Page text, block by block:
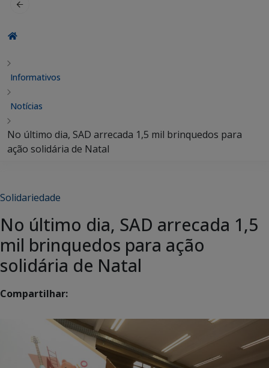
Informativos
Notícias
No último dia, SAD arrecada 1,5 mil brinquedos para
ação solidária de Natal
Solidariedade
No último dia, SAD arrecada 1,5
mil brinquedos para ação
solidária de Natal
Compartilhar: